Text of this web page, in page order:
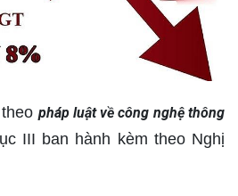
pháp luật về công nghệ thông
III ban hành kèm theo Nghị